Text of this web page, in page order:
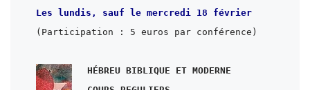
Les lundis, sauf le mercredi 18 février
HÉBREU BIBLIQUE ET MODERNE